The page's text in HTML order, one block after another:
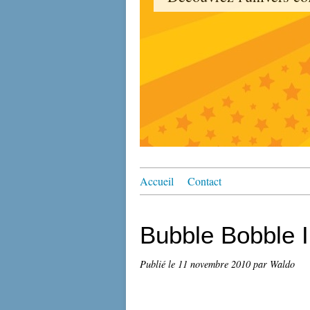
Accueil Contact
Bubble Bobble
Publié le 11 novembre 2010par Waldo